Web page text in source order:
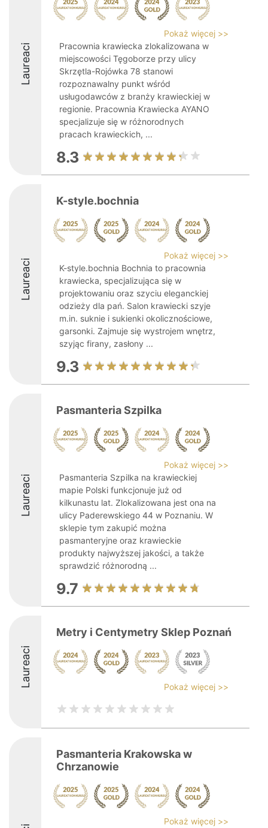
Laureaci
Pokaż więcej >>
Pracownia krawiecka zlokalizowana w
miejscowości Tęgoborze przy ulicy
Skrzętla-Rojówka 78 stanowi
rozpoznawalny punkt wśród
usługodawców z branży krawieckiej w
regionie. Pracownia Krawiecka AYANO
specjalizuje się w różnorodnych
pracach krawieckich, ...
8.3
Laureaci
K-style.bochnia
Pokaż więcej >>
K-style.bochnia Bochnia to pracownia
krawiecka, specjalizująca się w
projektowaniu oraz szyciu eleganckiej
odzieży dla pań. Salon krawiecki szyje
m.in. suknie i sukienki okolicznościowe,
garsonki. Zajmuje się wystrojem wnętrz,
szyjąc firany, zasłony ...
9.3
Laureaci
Pasmanteria Szpilka
Pokaż więcej >>
Pasmanteria Szpilka na krawieckiej
mapie Polski funkcjonuje już od
kilkunastu lat. Zlokalizowana jest ona na
ulicy Paderewskiego 44 w Poznaniu. W
sklepie tym zakupić można
pasmanteryjne oraz krawieckie
produkty najwyższej jakości, a także
sprawdzić różnorodną ...
9.7
Laureaci
Metry i Centymetry Sklep Poznań
Pokaż więcej >>
Pasmanteria Krakowska w
Chrzanowie
Pokaż więcej >>